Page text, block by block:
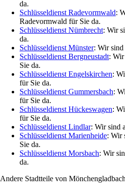
da.
Schlüsseldienst Radevormwald:
Radevormwald für Sie da.
Schlüsseldienst Nümbrecht: Wir
da.
Schlüsseldienst Münster: Wir sind
Schlüsseldienst Bergneustadt:
Sie da.
Schlüsseldienst Engelskirchen:
für Sie da.
Schlüsseldienst Gummersbach:
für Sie da.
Schlüsseldienst Hückeswagen:
für Sie da.
Schlüsseldienst Lindlar: Wir sind
Schlüsseldienst Marienheide: Wir
Sie da.
Schlüsseldienst Morsbach: Wir
da.
Andere Stadtteile von